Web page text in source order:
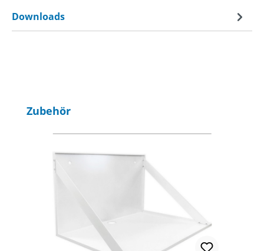
Downloads
Produktgalerie überspringen
Zubehör